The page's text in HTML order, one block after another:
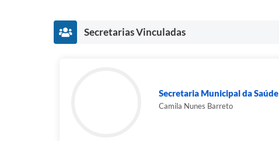
Secretarias Vinculadas
Secretaria Municipal da Saúde
Camila Nunes Barreto